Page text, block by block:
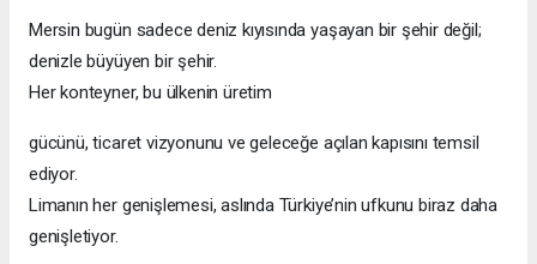
Mersin bugün sadece deniz kıyısında yaşayan bir şehir değil;
denizle büyüyen bir şehir.
Her konteyner, bu ülkenin üretim
gücünü, ticaret vizyonunu ve geleceğe açılan kapısını temsil
ediyor.
Limanın her genişlemesi, aslında Türkiye’nin ufkunu biraz daha
genişletiyor.